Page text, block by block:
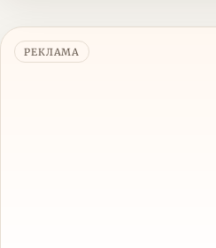
РЕКЛАМА